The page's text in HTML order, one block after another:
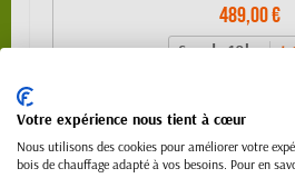
489,00 €
Sac de 10kg
1/2 palette 480kg (48 sacs) -
VL (PTAC 3.5t)
Palette 990 kg (99 sacs)
Votre expérience nous tient à cœur
Nous utilisons des cookies pour améliorer votre
bois de chauffage adapté à vos besoins. Pour en